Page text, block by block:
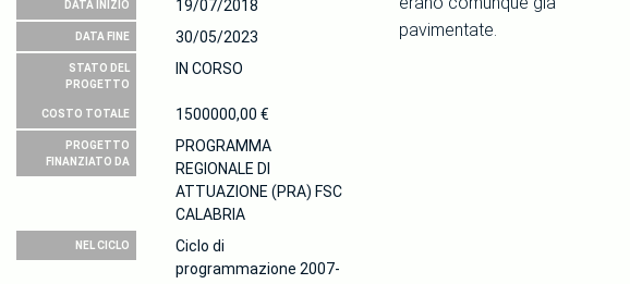
DATA INIZIO 19/07/2018
DATA FINE 30/05/2023
STATO DEL
PROGETTO
IN CORSO
COSTO TOTALE 1500000,00 €
PROGETTO
FINANZIATO DA
PROGRAMMA
REGIONALE DI
ATTUAZIONE (PRA) FSC
CALABRIA
NEL CICLO
Ciclo di
programmazione 2007-
pavimentate.